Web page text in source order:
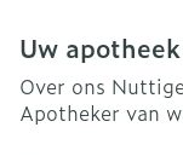
Uw apotheek
Over ons
Apotheker van